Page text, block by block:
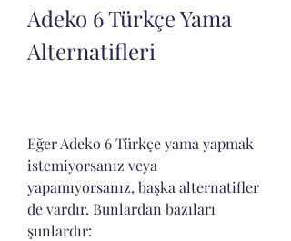
Adeko 6 Türkçe Yama
Alternatifleri
Eğer Adeko 6 Türkçe yama yapmak
istemiyorsanız veya
yapamıyorsanız, başka alternatifler
de vardır. Bunlardan bazıları
şunlardır: